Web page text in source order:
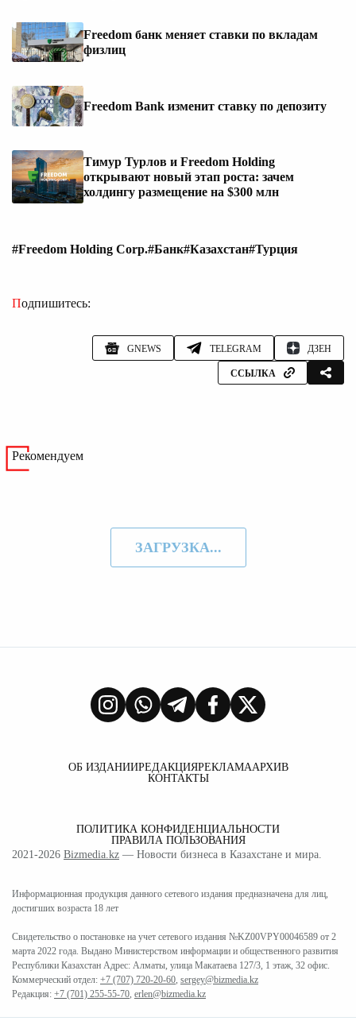
Freedom банк меняет ставки по вкладам
физлиц
Freedom Bank изменит ставку по депозиту
Тимур Турлов и Freedom Holding
открывают новый этап роста: зачем
холдингу размещение на $300 млн
#Freedom Holding Corp.#Банк#Казахстан#Турция
Подпишитесь:
GNEWS TELEGRAM ДЗЕН
ССЫЛКА
Рекомендуем
ЗАГРУЗКА...
ОБ ИЗДАНИИРЕДАКЦИЯРЕКЛАМААРХИВ
КОНТАКТЫ
ПОЛИТИКА КОНФИДЕНЦИАЛЬНОСТИ
ПРАВИЛА ПОЛЬЗОВАНИЯ
2021-2026 Bizmedia.kz — Новости бизнеса в Казахстане и мира.
Информационная продукция данного сетевого издания предназначена для лиц,
достигших возраста 18 лет
Свидетельство о постановке на учет сетевого издания №KZ00VPY00046589 от 2
марта 2022 года. Выдано Министерством информации и общественного развития
Республики Казахстан Адрес: Алматы, улица Макатаева 127/3, 1 этаж, 32 офис.
Коммерческий отдел: +7 (707) 720-20-60, sergey@bizmedia.kz
Редакция: +7 (701) 255-55-70, erlen@bizmedia.kz